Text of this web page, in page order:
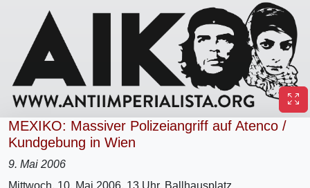
MEXIKO: Massiver Polizeiangriff auf Atenco /
Kundgebung in Wien
9. Mai 2006
Mittwoch, 10. Mai 2006, 13 Uhr, Ballhausplatz